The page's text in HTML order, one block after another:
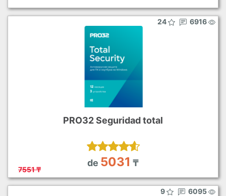
24 6916
PRO32 Seguridad total
de 5031 ₸
7551 ₸
9 6095